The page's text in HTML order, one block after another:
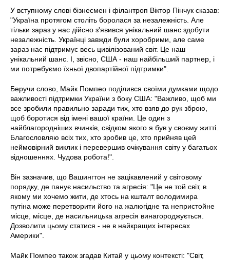
У вступному слові бізнесмен і філантроп Віктор Пінчук сказав:
"Україна протягом століть боролася за незалежність. Але
тільки зараз у нас дійсно з'явився унікальний шанс здобути
незалежність. Українці завжди були хоробрими, але саме
зараз нас підтримує весь цивілізований світ. Це наш
унікальний шанс. І, звісно, США - наш найбільший партнер, і
ми потребуємо їхньої двопартійної підтримки".
Беручи слово, Майк Помпео поділився своїми думками щодо
важливості підтримки України з боку США: "Важливо, щоб ми
все зробили правильно заради тих, хто взяв до рук зброю,
щоб боротися від імені вашої країни. Це один з
найблагородніших вчинків, свідком якого я був у своєму житті.
Благословляю всіх тих, хто зробив це, хто прийняв цей
неймовірний виклик і перевершив очікування світу у багатьох
відношеннях. Чудова робота!".
Він зазначив, що Вашингтон не зацікавлений у світовому
порядку, де панує насильство та агресія: "Це не той світ, в
якому ми хочемо жити, де хтось на кшталт володимира
путіна може перетворити його на жалюгідне та непристойне
місце, місце, де насильницька агресія винагороджується.
Дозволити цьому статися - не в найкращих інтересах
Америки".
Майк Помпео також згадав Китай у цьому контексті: "Світ,